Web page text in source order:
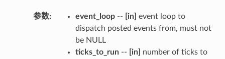
参数: event_loop-- [in] event loop to
dispatch posted events from, must not
be NULL
ticks_to_run-- [in]
number of ticks to